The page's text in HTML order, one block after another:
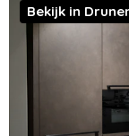
Bekijk in